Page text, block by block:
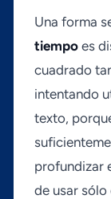
Una forma
tiempo es
cuadrado
intentando
texto,
profundizar
de usar